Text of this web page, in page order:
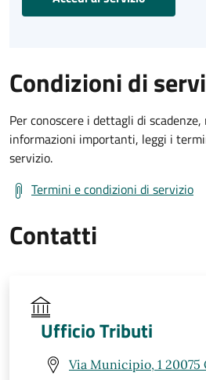
Condizioni di
Per conoscere i dettagli di
informazioni importanti, leggi i
servizio.
Termini e condizioni di servizio
Contatti
Ufficio Tributi
Via Municipio, 1 20075